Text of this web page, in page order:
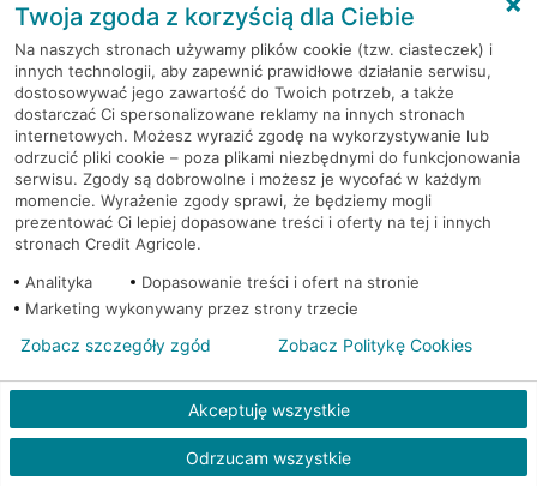
Kraków, ul. Wielicka 72 Bankomat (Euronet)
Kraków, ul. Wielicka 72 Bankomat (Euronet)
Kraków, ul. Wielicka 79 Bankomat (Euronet)
Kraków, ul. Wiślna 6 Bankomat (Euronet)
Kraków, ul. Włoska 2 Bankomat (Euronet)
Kraków, ul. Wysłouchów 1 Bankomat (Euronet)
Kraków, ul. Zakopiańska 105 Bankomat (Euronet)
Twoja zgoda z korzyścią dla Ciebie
Na naszych stronach używamy plików cookie (tzw. ciasteczek) i
innych technologii, aby zapewnić prawidłowe działanie serwisu,
dostosowywać jego zawartość do Twoich potrzeb, a także
dostarczać Ci spersonalizowane reklamy na innych stronach
internetowych. Możesz wyrazić zgodę na wykorzystywanie lub
odrzucić pliki cookie – poza plikami niezbędnymi do funkcjonowania
serwisu. Zgody są dobrowolne i możesz je wycofać w każdym
momencie. Wyrażenie zgody sprawi, że będziemy mogli
prezentować Ci lepiej dopasowane treści i oferty na tej i innych
stronach Credit Agricole.
Analityka
Dopasowanie treści i ofert na stronie
Marketing wykonywany przez strony trzecie
Akceptuję wszystkie
Odrzucam wszystkie
Zobacz szczegóły zgód Zobacz Politykę Cookies